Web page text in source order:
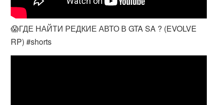
😱ГДЕ НАЙТИ РЕДКИЕ АВТО В GTA SA ? (EVOLVE
RP) #shorts